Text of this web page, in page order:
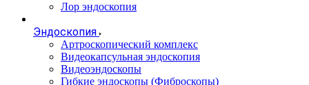
Лор эндоскопия
Эндоскопия
Артроскопический комплекс
Видеокапсульная эндоскопия
Видеоэндоскопы
Гибкие эндоскопы (Фиброcкопы)